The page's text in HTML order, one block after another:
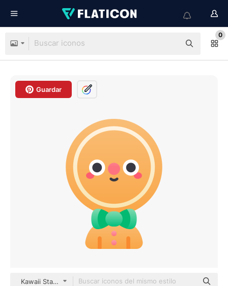
0
Guardar
Kawaii Star Gradient